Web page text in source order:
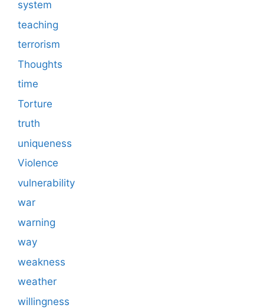
system
teaching
terrorism
Thoughts
time
Torture
truth
uniqueness
Violence
vulnerability
war
warning
way
weakness
weather
willingness